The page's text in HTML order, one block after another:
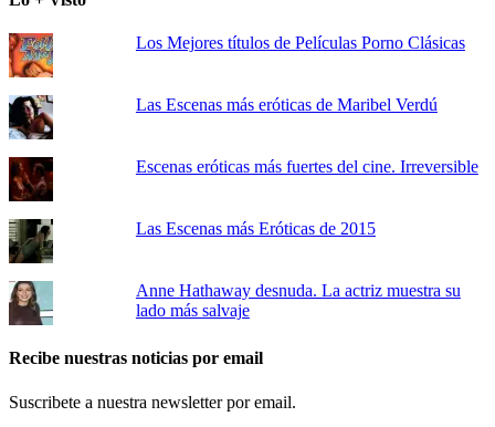
Los Mejores títulos de Películas Porno Clásicas
Las Escenas más eróticas de Maribel Verdú
Escenas eróticas más fuertes del cine. Irreversible
Las Escenas más Eróticas de 2015
Anne Hathaway desnuda. La actriz muestra su
lado más salvaje
Recibe nuestras noticias por email
Suscribete a nuestra newsletter por email.